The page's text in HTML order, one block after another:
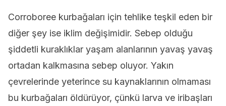
Corroboree kurbağaları için tehlike teşkil eden bir
diğer şey ise iklim değişimidir. Sebep olduğu
şiddetli kuraklıklar yaşam alanlarının yavaş yavaş
ortadan kalkmasına sebep oluyor. Yakın
çevrelerinde yeterince su kaynaklarının olmaması
bu kurbağaları öldürüyor, çünkü larva ve iribaşları